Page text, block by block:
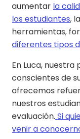
aumentar la
los estudiantes,
herramientas,
diferentes tipos
En Luca,
conscientes de
ofrecemos
nuestros
evaluación. Si
venir a